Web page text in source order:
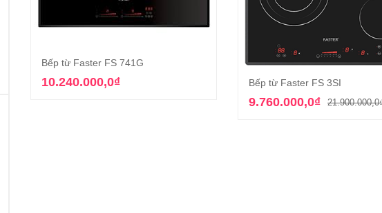
Thêm vào giỏ hàng
Bếp từ Faster FS 741G
10.240.000,0₫ Thêm vào giỏ hàng
Bếp từ Faster FS 3SI
21.900.000,0
9.760.000,0₫